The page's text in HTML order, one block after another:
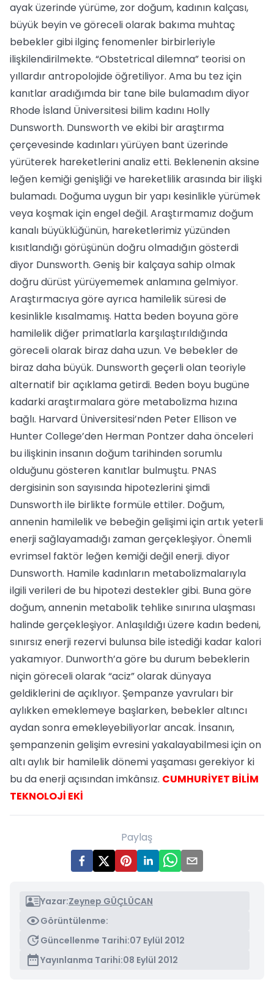
ayak üzerinde yürüme, zor doğum, kadının kalçası,
büyük beyin ve göreceli olarak bakıma muhtaç
bebekler gibi ilginç fenomenler birbirleriyle
ilişkilendirilmekte. “Obstetrical dilemna” teorisi on
yıllardır antropolojide öğretiliyor. Ama bu tez için
kanıtlar aradığımda bir tane bile bulamadım diyor
Rhode İsland Üniversitesi bilim kadını Holly
Dunsworth. Dunsworth ve ekibi bir araştırma
çerçevesinde kadınları yürüyen bant üzerinde
yürüterek hareketlerini analiz etti. Beklenenin aksine
leğen kemiği genişliği ve hareketlilik arasında bir ilişki
bulamadı. Doğuma uygun bir yapı kesinlikle yürümek
veya koşmak için engel değil. Araştırmamız doğum
kanalı büyüklüğünün, hareketlerimiz yüzünden
kısıtlandığı görüşünün doğru olmadığın gösterdi
diyor Dunsworth. Geniş bir kalçaya sahip olmak
doğru dürüst yürüyememek anlamına gelmiyor.
Araştırmacıya göre ayrıca hamilelik süresi de
kesinlikle kısalmamış. Hatta beden boyuna göre
hamilelik diğer primatlarla karşılaştırıldığında
göreceli olarak biraz daha uzun. Ve bebekler de
biraz daha büyük. Dunsworth geçerli olan teoriyle
alternatif bir açıklama getirdi. Beden boyu bugüne
kadarki araştırmalara göre metabolizma hızına
bağlı. Harvard Üniversitesi’nden Peter Ellison ve
Hunter College’den Herman Pontzer daha önceleri
bu ilişkinin insanın doğum tarihinden sorumlu
olduğunu gösteren kanıtlar bulmuştu. PNAS
dergisinin son sayısında hipotezlerini şimdi
Dunsworth ile birlikte formüle ettiler. Doğum,
annenin hamilelik ve bebeğin gelişimi için artık yeterli
enerji sağlayamadığı zaman gerçekleşiyor. Önemli
evrimsel faktör leğen kemiği değil enerji. diyor
Dunsworth. Hamile kadınların metabolizmalarıyla
ilgili verileri de bu hipotezi destekler gibi. Buna göre
doğum, annenin metabolik tehlike sınırına ulaşması
halinde gerçekleşiyor. Anlaşıldığı üzere kadın bedeni,
sınırsız enerji rezervi bulunsa bile istediği kadar kalori
yakamıyor. Dunworth’a göre bu durum bebeklerin
niçin göreceli olarak “aciz” olarak dünyaya
geldiklerini de açıklıyor. Şempanze yavruları bir
aylıkken emeklemeye başlarken, bebekler altıncı
aydan sonra emekleyebiliyorlar ancak. İnsanın,
şempanzenin gelişim evresini yakalayabilmesi için on
altı aylık bir hamilelik dönemi yaşaması gerekiyor ki
bu da enerji açısından imkânsız. CUMHURİYET BİLİM
TEKNOLOJİ EKİ
Paylaş
Yazar:Zeynep GÜÇLÜCAN
Görüntülenme:
Güncellenme Tarihi:07 Eylül 2012
Yayınlanma Tarihi:08 Eylül 2012